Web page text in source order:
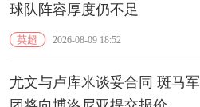
球队阵容厚度仍不足
英超 2026-08-09 18:52
尤文与卢库米谈妥合同 斑马军